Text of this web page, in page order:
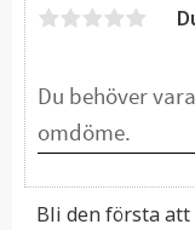
Bli den första att